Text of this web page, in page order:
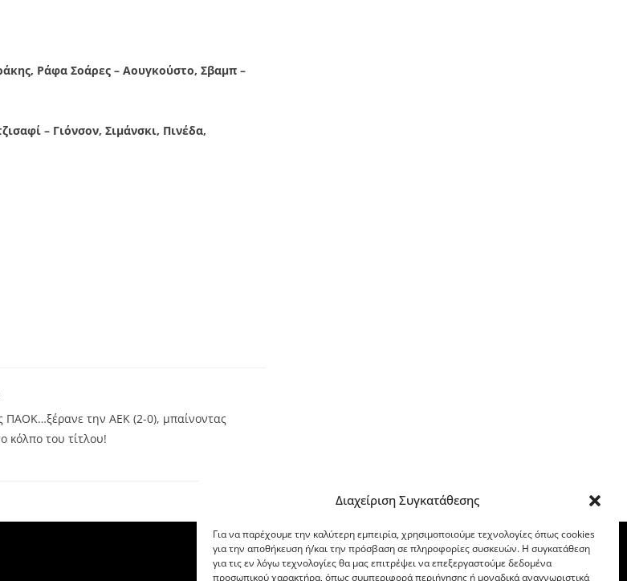
Διαχείριση Συγκατάθεσης
Για να παρέχουμε την καλύτερη εμπειρία, χρησιμοποιούμε τεχνολογίες όπως cookies
για την αποθήκευση ή/και την πρόσβαση σε πληροφορίες συσκευών. Η συγκατάθεση
για τις εν λόγω τεχνολογίες θα μας επιτρέψει να επεξεργαστούμε δεδομένα
προσωπικού χαρακτήρα, όπως συμπεριφορά περιήγησης ή μοναδικά αναγνωριστικά
Ράφα Σοάρες – Αουγκούστο, Σβαμπ –
– Γιόνσον, Σιμάνσκι, Πινέδα,
ΠΑΟΚ…ξέρανε την ΑΕΚ (2-0), μπαίνοντας
κόλπο του τίτλου!